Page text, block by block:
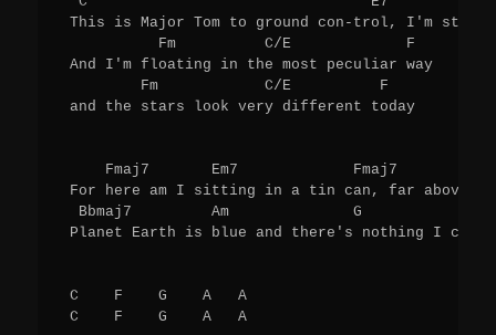
This is Major Tom to ground con-trol, I'm
           Fm          C/E             F
And I'm floating in the most peculiar way
         Fm            C/E          F
and the stars look very different today
Fmaj7       Em7             Fmaj7
For here am I sitting in a tin can, far above
  Bbmaj7         Am              G            F
Planet Earth is blue and there's nothing I can
C    F    G    A   A
C    F    G    A   A